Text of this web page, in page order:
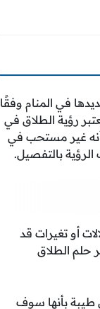
في المنام وفقًا
رؤية الطلاق في
أنه غير مستحب في
الرؤية بالتفصيل.
أو تغيرات قد
حلم الطلاق
طيبة بأنها سوف